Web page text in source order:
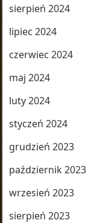
sierpień 2024
lipiec 2024
czerwiec 2024
maj 2024
luty 2024
styczeń 2024
grudzień 2023
październik 2023
wrzesień 2023
sierpień 2023